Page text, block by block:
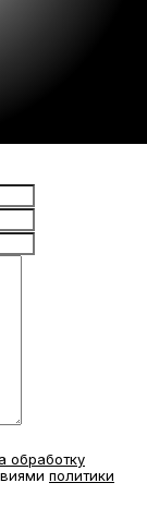
обработку
политики